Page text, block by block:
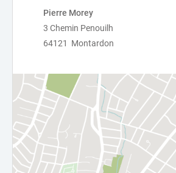
Pierre Morey
3 Chemin Penouilh
64121 Montardon